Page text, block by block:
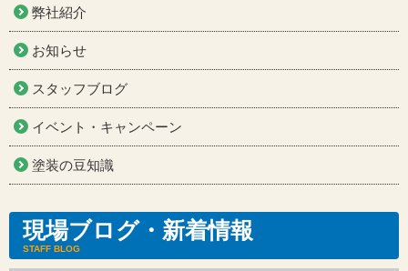
弊社紹介
お知らせ
スタッフブログ
イベント・キャンペーン
塗装の豆知識
現場ブログ・新着情報
STAFF BLOG